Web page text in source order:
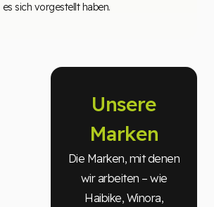
es sich vorgestellt haben.
Unsere
Marken
Die Marken, mit denen
wir arbeiten – wie
Haibike, Winora,